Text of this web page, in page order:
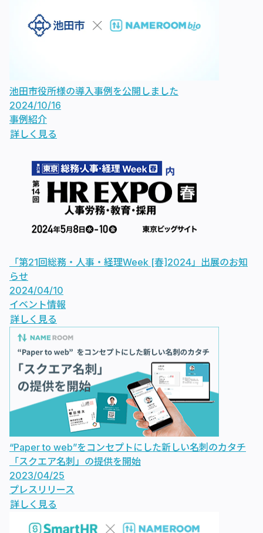
池田市役所様の導入事例を公開しました
2024/10/16
事例紹介
詳しく見る
「第21回総務・人事・経理Week [春]2024」出展のお知
らせ
2024/04/10
イベント情報
詳しく見る
“Paper to web”をコンセプトにした新しい名刺のカタチ
「スクエア名刺」の提供を開始
2023/04/25
プレスリリース
詳しく見る